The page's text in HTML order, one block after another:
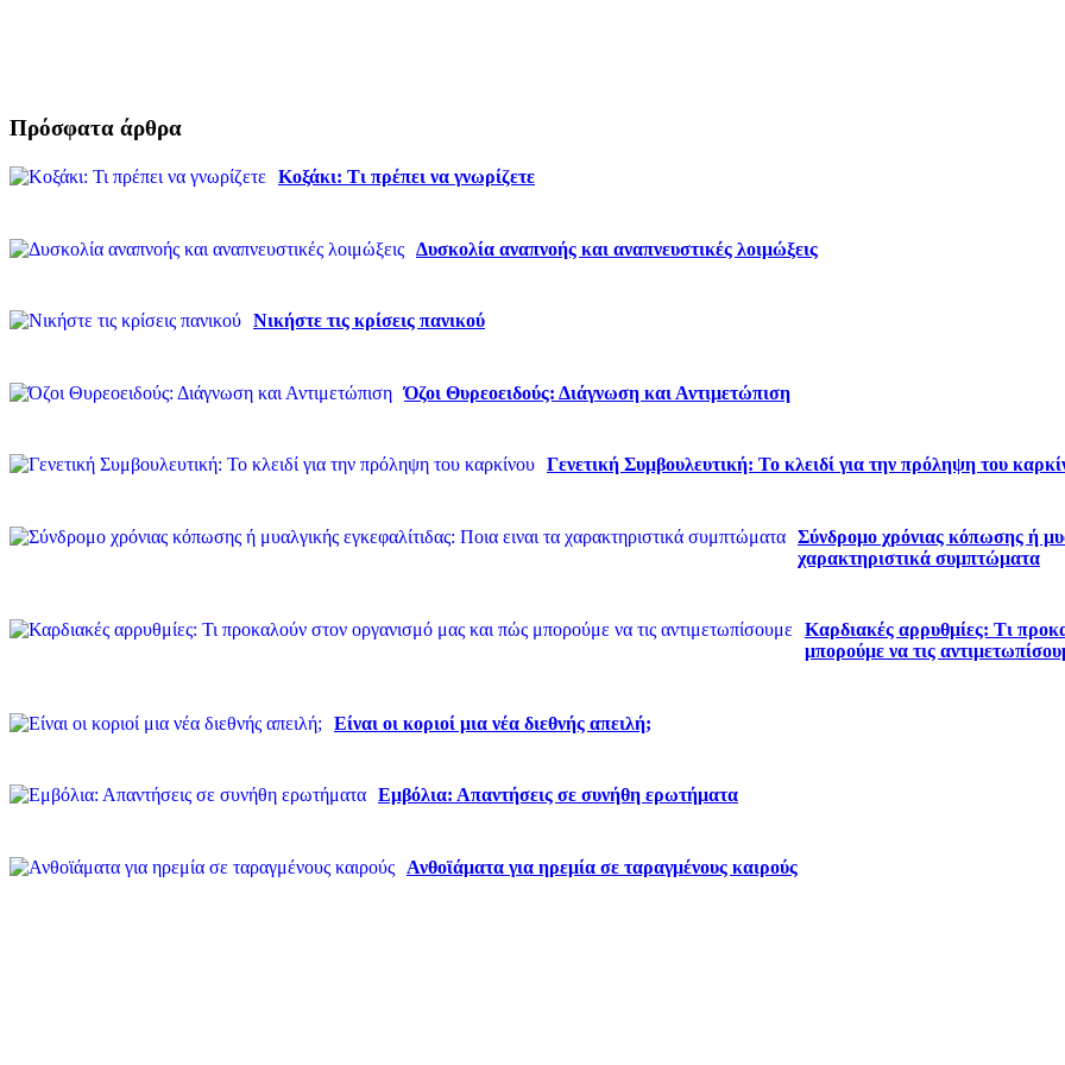
Πρόσφατα άρθρα
Κοξάκι: Τι πρέπει να γνωρίζετε
Δυσκολία αναπνοής και αναπνευστικές λοιμώξεις
Νικήστε τις κρίσεις πανικού
Όζοι Θυρεοειδούς: Διάγνωση και Αντιμετώπιση
Γενετική Συμβουλευτική: Το κλειδί για την πρόληψη του
Σύνδρομο χρόνιας κόπωσης ή
χαρακτηριστικά συμπτώματα
Καρδιακές αρρυθμίες: Τι
μπορούμε να τις
Είναι οι κοριοί μια νέα διεθνής απειλή;
Εμβόλια: Απαντήσεις σε συνήθη ερωτήματα
Ανθοϊάματα για ηρεμία σε ταραγμένους καιρούς